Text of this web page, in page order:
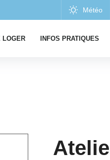
LOGER INFOS PRATIQUES